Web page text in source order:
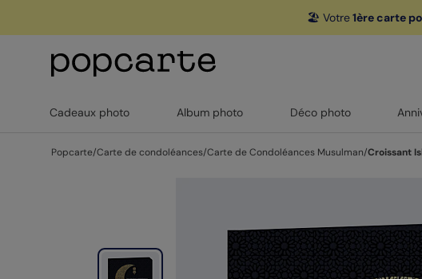
🏖️ Votre1ère carte
Cadeaux photo Album photo Déco photo
Popcarte/Carte de condoléances/Carte de Condoléances Musulman/Croissant